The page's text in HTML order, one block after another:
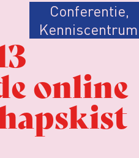
Conferentie,
Kenniscentrum
online